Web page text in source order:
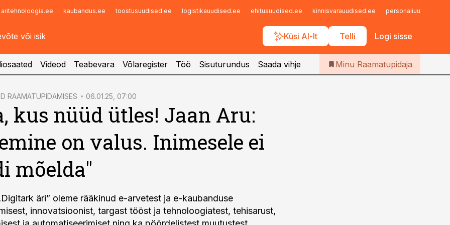
aritehnoloogia.ee kaubandus.ee toostusuudised.ee logistikauudised.ee ehitusuudised.ee kinnisvarauudised.ee personaliuudised.ee
Küsi AI-lt Telli Logi sisse
Infopank
Iseteenindus
Telli Raamatupidaja
Videod Teabevara Võlaregister Töö Sisuturundus Saada vihje Minu Raamatupidaja
RAAMATUPIDAMISES 06.01.25, 07:00
kus nüüd ütles! Jaan Aru:
on valus. Inimesele ei
mõelda"
äri” oleme rääkinud e-arvetest ja e-kaubanduse
innovatsioonist, targast tööst ja tehnoloogiatest, tehisarust,